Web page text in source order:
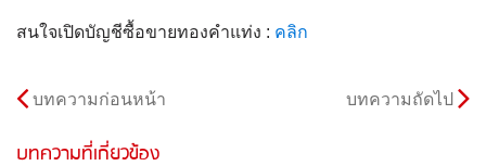
สนใจเปิดบัญชีซื้อขายทองคำแท่ง : คลิก
บทความก่อนหน้า บทความถัดไป
บทความที่เกี่ยวข้อง